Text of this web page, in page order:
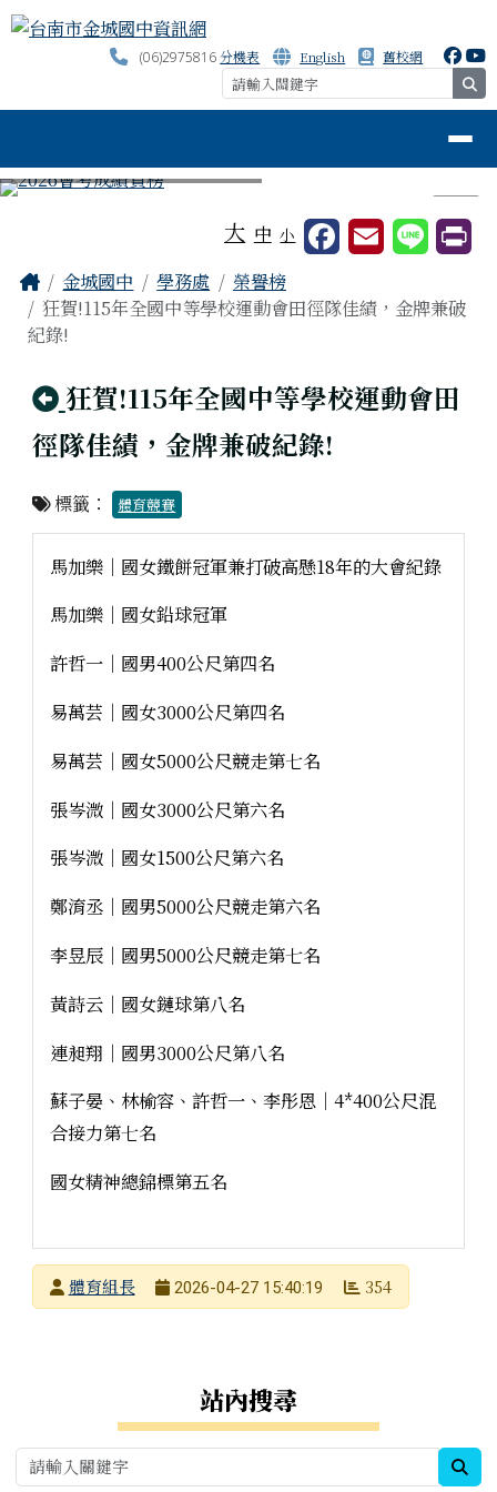
跳至主內容區
台南市金城國中資訊網
(06)2975816分機表 English 舊校網
⏸
大 中 小
主內容區域
Home
金城國中 學務處
榮譽榜
狂賀!115年全國中等學校運動會田徑隊佳績，金牌兼破
紀錄!
回上頁
狂賀!115年全國中等學校運動會田
徑隊佳績，金牌兼破紀錄!
標籤： 體育競賽
馬加樂｜國女鐵餅冠軍兼打破高懸18年的大會紀錄
馬加樂｜國女鉛球冠軍
許哲一｜國男400公尺第四名
易萬芸｜國女3000公尺第四名
易萬芸｜國女5000公尺競走第七名
張岑溦｜國女3000公尺第六名
張岑溦｜國女1500公尺第六名
鄭淯丞｜國男5000公尺競走第六名
李昱辰｜國男5000公尺競走第七名
黃詩云｜國女鏈球第八名
連昶翔｜國男3000公尺第八名
蘇子晏、林榆容、許哲一、李彤恩｜4*400公尺混
合接力第七名
國女精神總錦標第五名
發布者體育組長
2026-04-27 15:40:19 354
站內搜尋
頁尾區域